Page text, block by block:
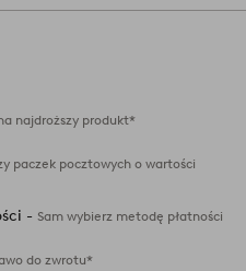
najdroższy produkt*
paczek pocztowych o wartości
- Sam wybierz metodę płatności
do zwrotu*